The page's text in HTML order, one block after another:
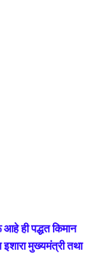
आहे ही पद्धत किमान
मुख्यमंत्री तथा